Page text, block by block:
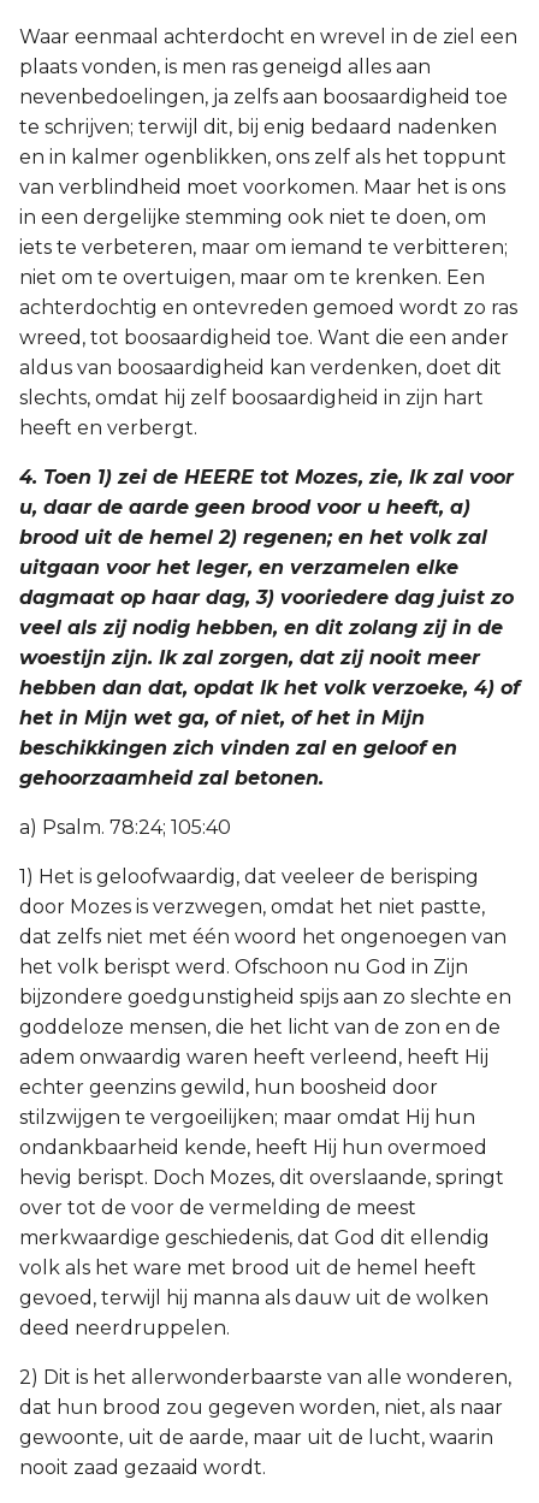
Waar eenmaal achterdocht en wrevel in de ziel een
plaats vonden, is men ras geneigd alles aan
nevenbedoelingen, ja zelfs aan boosaardigheid toe
te schrijven; terwijl dit, bij enig bedaard nadenken
en in kalmer ogenblikken, ons zelf als het toppunt
van verblindheid moet voorkomen. Maar het is ons
in een dergelijke stemming ook niet te doen, om
iets te verbeteren, maar om iemand te verbitteren;
niet om te overtuigen, maar om te krenken. Een
achterdochtig en ontevreden gemoed wordt zo ras
wreed, tot boosaardigheid toe. Want die een ander
aldus van boosaardigheid kan verdenken, doet dit
slechts, omdat hij zelf boosaardigheid in zijn hart
heeft en verbergt.
4. Toen 1) zei de HEERE tot Mozes, zie, Ik zal voor
u, daar de aarde geen brood voor u heeft, a)
brood uit de hemel 2) regenen; en het volk zal
uitgaan voor het leger, en verzamelen elke
dagmaat op haar dag, 3) vooriedere dag juist zo
veel als zij nodig hebben, en dit zolang zij in de
woestijn zijn. Ik zal zorgen, dat zij nooit meer
hebben dan dat, opdat Ik het volk verzoeke, 4) of
het in Mijn wet ga, of niet, of het in Mijn
beschikkingen zich vinden zal en geloof en
gehoorzaamheid zal betonen.
a) Psalm. 78:24; 105:40
1) Het is geloofwaardig, dat veeleer de berisping
door Mozes is verzwegen, omdat het niet pastte,
dat zelfs niet met één woord het ongenoegen van
het volk berispt werd. Ofschoon nu God in Zijn
bijzondere goedgunstigheid spijs aan zo slechte en
goddeloze mensen, die het licht van de zon en de
adem onwaardig waren heeft verleend, heeft Hij
echter geenzins gewild, hun boosheid door
stilzwijgen te vergoeilijken; maar omdat Hij hun
ondankbaarheid kende, heeft Hij hun overmoed
hevig berispt. Doch Mozes, dit overslaande, springt
over tot de voor de vermelding de meest
merkwaardige geschiedenis, dat God dit ellendig
volk als het ware met brood uit de hemel heeft
gevoed, terwijl hij manna als dauw uit de wolken
deed neerdruppelen.
2) Dit is het allerwonderbaarste van alle wonderen,
dat hun brood zou gegeven worden, niet, als naar
gewoonte, uit de aarde, maar uit de lucht, waarin
nooit zaad gezaaid wordt.